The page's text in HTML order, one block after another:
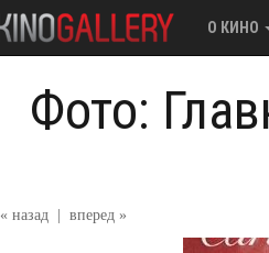
О КИНО
Фото:
« назад вперед »